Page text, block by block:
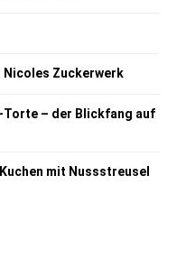
Zuckerwerk
– der Blickfang auf
mit Nussstreusel